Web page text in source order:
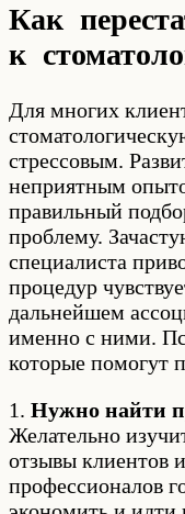
Как
к
Для многих
стрессовым.
неприятным
правильный
проблему.
специалиста
процедур
дальнейшем
именно с ними.
которые помогут
1. Нужно найти
Желательно
отзывы клиентов
профессионалов